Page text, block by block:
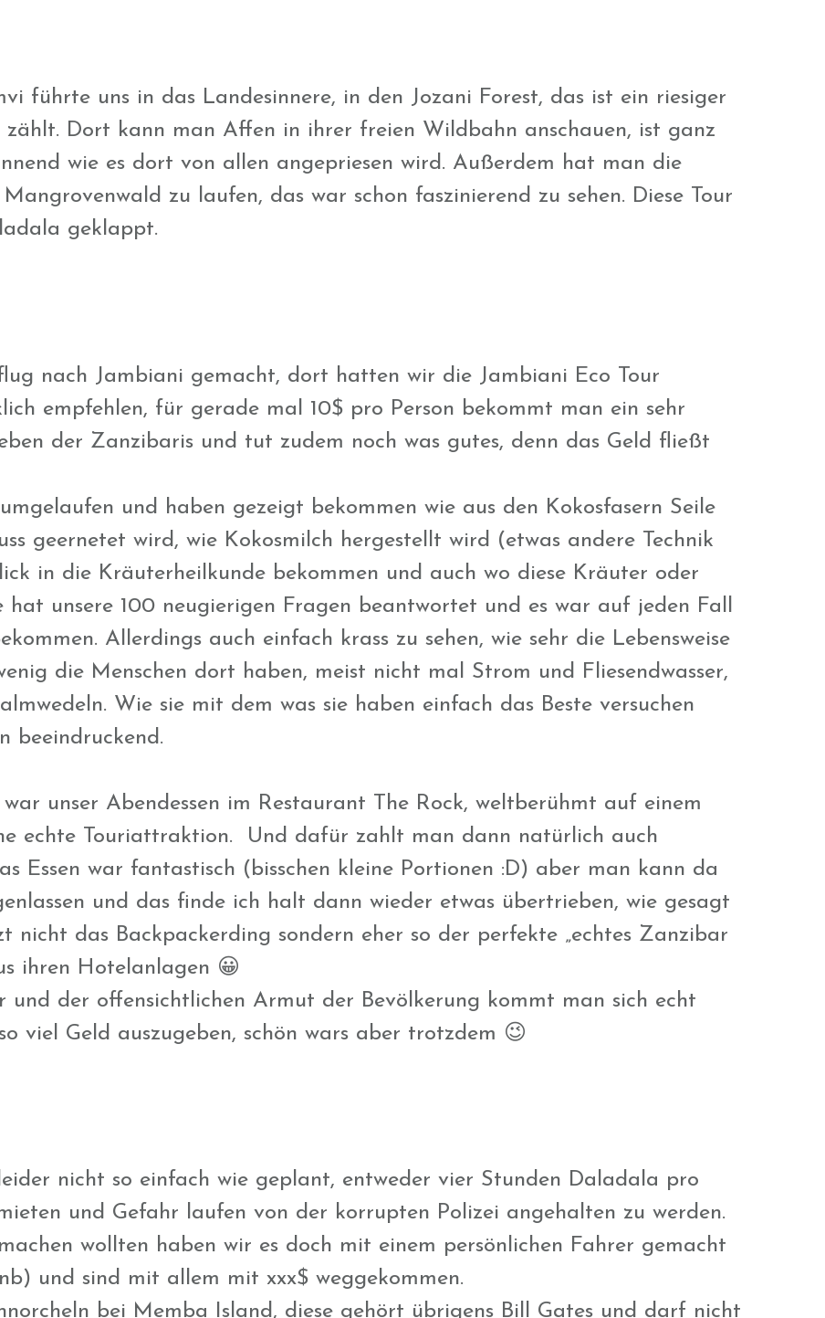
führte uns in das Landesinnere, in den Jozani Forest, das ist ein riesiger
Dort kann man Affen in ihrer freien Wildbahn anschauen, ist ganz
wie es dort von allen angepriesen wird. Außerdem hat man die
zu laufen, das war schon faszinierend zu sehen. Diese Tour
geklappt.
nach Jambiani gemacht, dort hatten wir die Jambiani Eco Tour
empfehlen, für gerade mal 10$ pro Person bekommt man ein sehr
der Zanzibaris und tut zudem noch was gutes, denn das Geld fließt
und haben gezeigt bekommen wie aus den Kokosfasern Seile
geernetet wird, wie Kokosmilch hergestellt wird (etwas andere Technik
in die Kräuterheilkunde bekommen und auch wo diese Kräuter oder
hat unsere 100 neugierigen Fragen beantwortet und es war auf jeden Fall
Allerdings auch einfach krass zu sehen, wie sehr die Lebensweise
die Menschen dort haben, meist nicht mal Strom und Fliesendwasser,
Wie sie mit dem was sie haben einfach das Beste versuchen
beeindruckend.
unser Abendessen im Restaurant The Rock, weltberühmt auf einem
echte Touriattraktion. Und dafür zahlt man dann natürlich auch
Essen war fantastisch (bisschen kleine Portionen :D) aber man kann da
und das finde ich halt dann wieder etwas übertrieben, wie gesagt
nicht das Backpackerding sondern eher so der perfekte „echtes Zanzibar
ihren Hotelanlagen 😀
und der offensichtlichen Armut der Bevölkerung kommt man sich echt
viel Geld auszugeben, schön wars aber trotzdem 😉
nicht so einfach wie geplant, entweder vier Stunden Daladala pro
und Gefahr laufen von der korrupten Polizei angehalten zu werden.
wollten haben wir es doch mit einem persönlichen Fahrer gemacht
und sind mit allem mit xxx$ weggekommen.
bei Memba Island, diese gehört übrigens Bill Gates und darf nicht